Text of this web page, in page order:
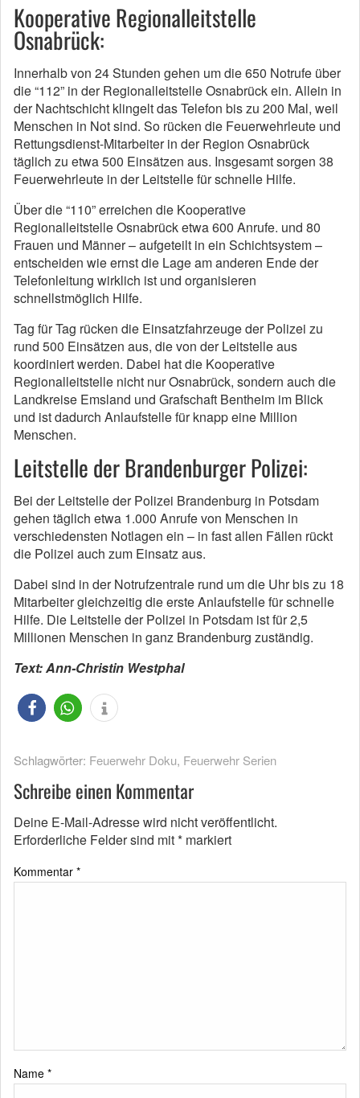
Kooperative Regionalleitstelle
Osnabrück:
Innerhalb von 24 Stunden gehen um die 650 Notrufe über
die “112” in der Regionalleitstelle Osnabrück ein. Allein in
der Nachtschicht klingelt das Telefon bis zu 200 Mal, weil
Menschen in Not sind. So rücken die Feuerwehrleute und
Rettungsdienst-Mitarbeiter in der Region Osnabrück
täglich zu etwa 500 Einsätzen aus. Insgesamt sorgen 38
Feuerwehrleute in der Leitstelle für schnelle Hilfe.
Über die “110” erreichen die Kooperative
Regionalleitstelle Osnabrück etwa 600 Anrufe. und 80
Frauen und Männer – aufgeteilt in ein Schichtsystem –
entscheiden wie ernst die Lage am anderen Ende der
Telefonleitung wirklich ist und organisieren
schnellstmöglich Hilfe.
Tag für Tag rücken die Einsatzfahrzeuge der Polizei zu
rund 500 Einsätzen aus, die von der Leitstelle aus
koordiniert werden. Dabei hat die Kooperative
Regionalleitstelle nicht nur Osnabrück, sondern auch die
Landkreise Emsland und Grafschaft Bentheim im Blick
und ist dadurch Anlaufstelle für knapp eine Million
Menschen.
Leitstelle der Brandenburger Polizei:
Bei der Leitstelle der Polizei Brandenburg in Potsdam
gehen täglich etwa 1.000 Anrufe von Menschen in
verschiedensten Notlagen ein – in fast allen Fällen rückt
die Polizei auch zum Einsatz aus.
Dabei sind in der Notrufzentrale rund um die Uhr bis zu 18
Mitarbeiter gleichzeitig die erste Anlaufstelle für schnelle
Hilfe. Die Leitstelle der Polizei in Potsdam ist für 2,5
Millionen Menschen in ganz Brandenburg zuständig.
Text: Ann-Christin Westphal
Schlagwörter: Feuerwehr Doku, Feuerwehr Serien
Schreibe einen Kommentar
Deine E-Mail-Adresse wird nicht veröffentlicht.
Erforderliche Felder sind mit* markiert
Kommentar *
Name *